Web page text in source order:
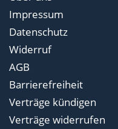
Impressum
Datenschutz
Widerruf
AGB
Barrierefreiheit
Verträge kündigen
Verträge widerrufen